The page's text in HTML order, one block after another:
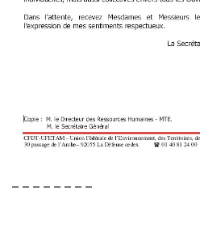
– – – – – – – –